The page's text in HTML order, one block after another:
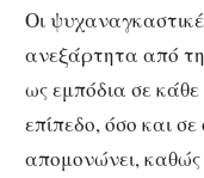
Οι
ανεξάρτητα από
ως εμπόδια σε
επίπεδο, όσο και
απομονώνει,